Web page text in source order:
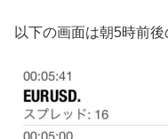
以下の画面は朝5時前後